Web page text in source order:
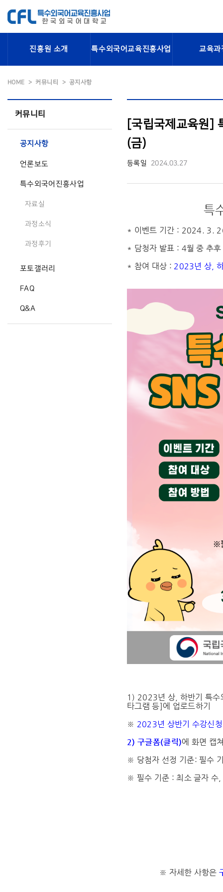
진흥원 소개 특수외국어교육진흥사업 교육과
HOME 커뮤니티 공지사항
커뮤니티
공지사항
언론보도
특수외국어진흥사업
자료실
과정소식
과정후기
포토갤러리
FAQ
Q&A
[국립국제교육원]
(금)
등록일 2024.03.27
특
* 이벤트 기간 : 2024. 3.
* 담청자 발표 : 4월 중 추후
* 참여 대상 : 2023년 상,
1) 2023년 상, 하반기 특수
타그램 등]에 업로드하기
※ 2023년 상반기 수강신
2) 구글폼(클릭)에 화면 캡
※ 당첨자 선정 기준: 필수
※ 필수 기준 : 최소 글자 수
※ 자세한 사항은